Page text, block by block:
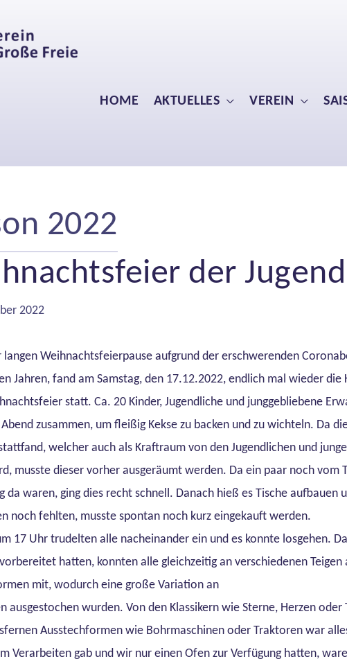
HOME AKTUELLES VEREIN
der Jugend
2022
2022
langen Weihnachtsfeierpause aufgrund der erschwerenden
Jahren, fand am Samstag, den 17.12.2022, endlich mal wieder die
statt. Ca. 20 Kinder, Jugendliche und junggebliebene
zusammen, um fleißig Kekse zu backen und zu wichteln. Da
welcher auch als Kraftraum von den Jugendlichen und
musste dieser vorher ausgeräumt werden. Da ein paar noch vom
da waren, ging dies recht schnell. Danach hieß es Tische aufbauen
noch fehlten, musste spontan noch kurz eingekauft werden.
17 Uhr trudelten alle nacheinander ein und es konnte losgehen.
hatten, konnten alle gleichzeitig an verschiedenen
mit, wodurch eine große Variation an
ausgestochen wurden. Von den Klassikern wie Sterne, Herzen oder
Ausstechformen wie Bohrmaschinen oder Traktoren war
Verarbeiten gab und wir nur einen Ofen zur Verfügung hatten,